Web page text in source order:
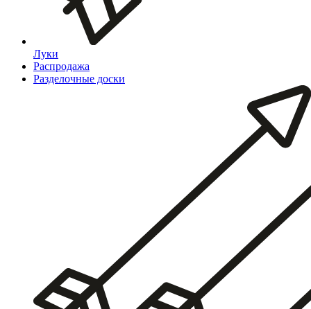
Луки
Распродажа
Разделочные доски